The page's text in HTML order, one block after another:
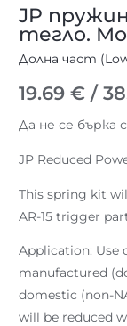
JP
тегло.
Долна част
19.69€ /
Да не се бърка
JP Reduced
This spring kit
AR-15 trigger
Application: Use
manufactured
domestic (non-
will be reduced